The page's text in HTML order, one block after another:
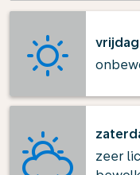
vrijdag
zeer